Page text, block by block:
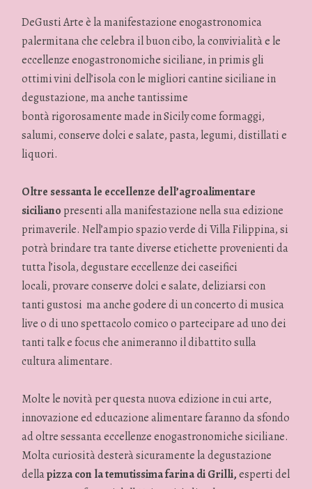
DeGusti Arte è la manifestazione enogastronomica
palermitana che celebra il buon cibo, la convivialità e le
eccellenze enogastronomiche siciliane, in primis gli
ottimi vini dell’isola con le migliori cantine siciliane in
degustazione, ma anche tantissime
bontà rigorosamente made in Sicily come formaggi,
salumi, conserve dolci e salate, pasta, legumi, distillati e
liquori.
Oltre sessanta le eccellenze dell’agroalimentare
siciliano presenti alla manifestazione nella sua edizione
primaverile. Nell’ampio spazio verde di Villa Filippina, si
potrà brindare tra tante diverse etichette provenienti da
tutta l’isola, degustare eccellenze dei caseifici
locali, provare conserve dolci e salate, deliziarsi con
tanti gustosi ma anche godere di un concerto di musica
live o di uno spettacolo comico o partecipare ad uno dei
tanti talk e focus che animeranno il dibattito sulla
cultura alimentare.
Molte le novità per questa nuova edizione in cui arte,
innovazione ed educazione alimentare faranno da sfondo
ad oltre sessanta eccellenze enogastronomiche siciliane.
Molta curiosità desterà sicuramente la degustazione
dellapizza con la temutissima farina di Grilli,esperti del